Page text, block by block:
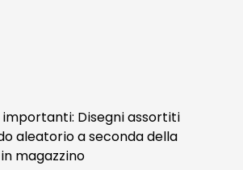
Disegni assortiti
aleatorio a seconda della
magazzino